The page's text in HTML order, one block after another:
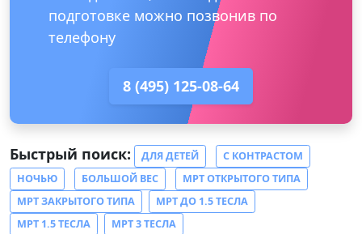
подготовке можно позвонив по
телефону
8 (495) 125-08-64
Быстрый поиск: ДЛЯ ДЕТЕЙ
С КОНТРАСТОМ
НОЧЬЮ
БОЛЬШОЙ ВЕС
МРТ ОТКРЫТОГО ТИПА
МРТ ЗАКРЫТОГО ТИПА
МРТ ДО 1.5 ТЕСЛА
МРТ 1.5 ТЕСЛА
МРТ 3 ТЕСЛА